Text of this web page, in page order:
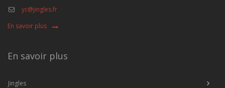
yc@jingles.fr
En savoir plus
En savoir plus
Jingles